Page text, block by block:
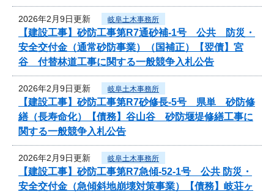
2026年2月9日更新 岐阜土木事務所
【建設工事】砂防工事第R7通砂補-1号 公共 防災・
安全交付金（通常砂防事業）（国補正）【翌債】宮
谷 付替林道工事に関する一般競争入札公告
2026年2月9日更新 岐阜土木事務所
【建設工事】砂防工事第R7砂修長-5号 県単 砂防修
繕（長寿命化）【債務】谷山谷 砂防堰堤修繕工事に
関する一般競争入札公告
2026年2月9日更新 岐阜土木事務所
【建設工事】砂防工事第R7急傾-52-1号 公共 防災・
安全交付金（急傾斜地崩壊対策事業）【債務】岐荘ヶ